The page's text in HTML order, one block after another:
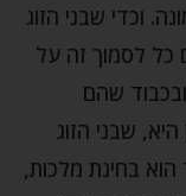
וכדי שבני הזוג
כל לסמוך זה על
שהם
שבני הזוג
הוא בחינת מלכות,